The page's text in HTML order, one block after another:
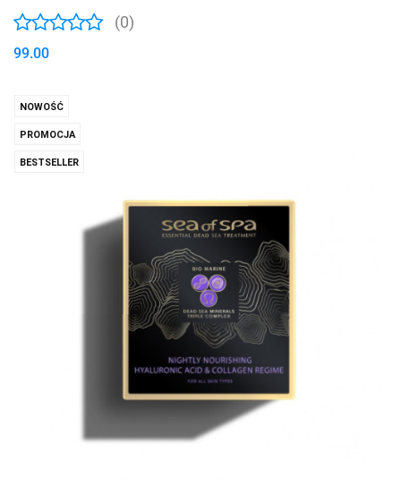
(0)
99.00
NOWOŚĆ
PROMOCJA
BESTSELLER